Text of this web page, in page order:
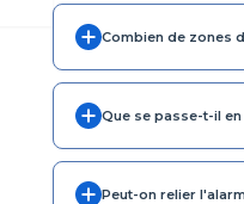
Combien de zones
Que se passe-t-il
Peut-on relier